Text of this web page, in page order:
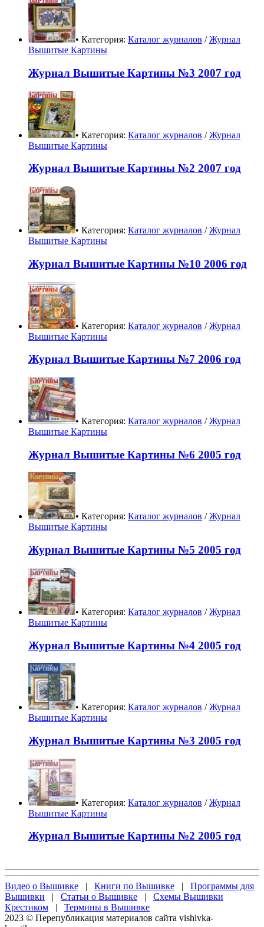
• Категория: Каталог журналов /Журнал
Вышитые Картины
Журнал Вышитые Картины №3 2007 год
• Категория: Каталог журналов /Журнал
Вышитые Картины
Журнал Вышитые Картины №2 2007 год
• Категория: Каталог журналов /Журнал
Вышитые Картины
Журнал Вышитые Картины №10 2006 год
• Категория: Каталог журналов /Журнал
Вышитые Картины
Журнал Вышитые Картины №7 2006 год
• Категория: Каталог журналов /Журнал
Вышитые Картины
Журнал Вышитые Картины №6 2005 год
• Категория: Каталог журналов /Журнал
Вышитые Картины
Журнал Вышитые Картины №5 2005 год
• Категория: Каталог журналов /Журнал
Вышитые Картины
Журнал Вышитые Картины №4 2005 год
• Категория: Каталог журналов /Журнал
Вышитые Картины
Журнал Вышитые Картины №3 2005 год
• Категория: Каталог журналов /Журнал
Вышитые Картины
Журнал Вышитые Картины №2 2005 год
Видео о Вышивке | Книги по Вышивке | Программы для
Вышивки | Статьи о Вышивке | Схемы Вышивки
Крестиком | Термины в Вышивке
2023 © Перепубликация материалов сайта vishivka-